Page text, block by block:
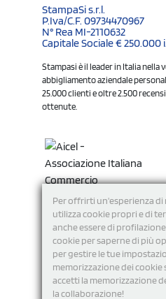
Per offrirti un'esperienza
utilizza cookie propri e di
anche essere di
cookie per saperne di più
per gestire le tue
memorizzazione dei
accetti la memorizzazione
la collaborazione!
StampaSi s.r.l.
P.Iva/C.F. 09734470967
N° Rea MI-2110632
Capitale Sociale € 250.000
Stampasi è il leader in Italia nella
abbigliamento aziendale
25.000 clienti e oltre 2.500
ottenute.
Seguici